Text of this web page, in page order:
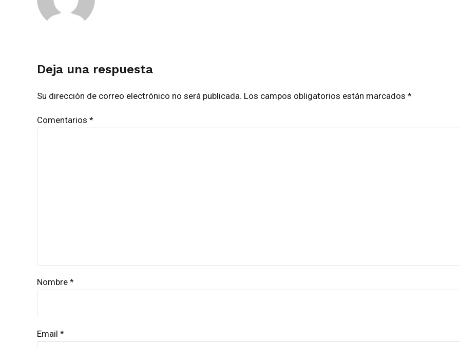
Deja una respuesta
Su dirección de correo electrónico no será publicada. Los campos obligatorios están marcados *
Comentarios *
Nombre *
Email *